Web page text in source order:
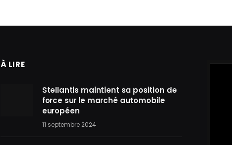
À LIRE
Stellantis maintient sa position de
force sur le marché automobile
européen
11 septembre 2024